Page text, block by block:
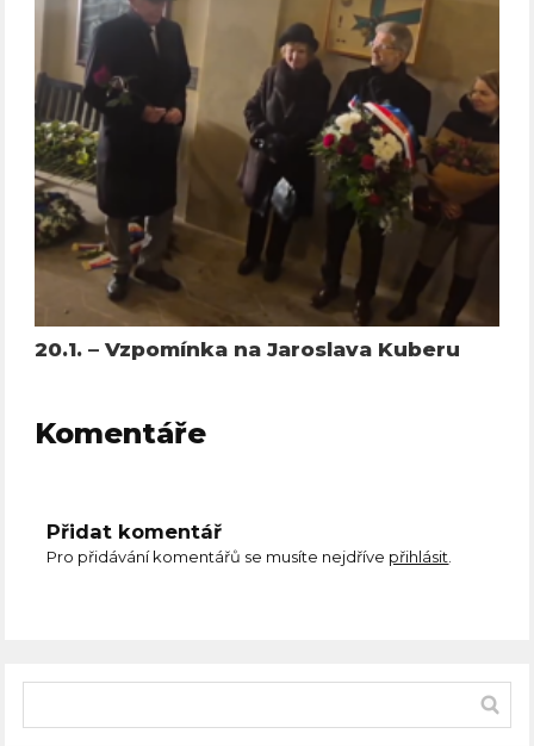
20.1. – Vzpomínka na Jaroslava Kuberu
Komentáře
Přidat komentář
Pro přidávání komentářů se musíte nejdříve přihlásit